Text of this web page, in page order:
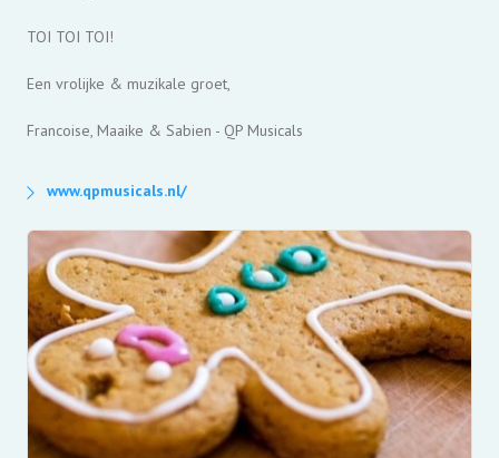
TOI TOI TOI!
Een vrolijke & muzikale groet,
Francoise, Maaike & Sabien - QP Musicals
www.qpmusicals.nl/